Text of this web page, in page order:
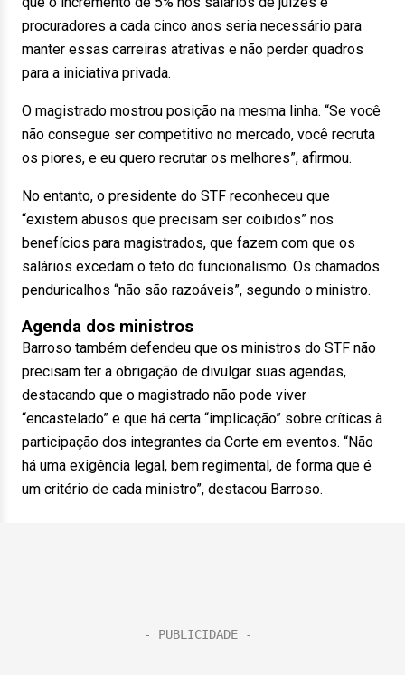
procuradores a cada cinco anos seria necessário para
manter essas carreiras atrativas e não perder quadros
para a iniciativa privada.
O magistrado mostrou posição na mesma linha. “Se você
não consegue ser competitivo no mercado, você recruta
os piores, e eu quero recrutar os melhores”, afirmou.
No entanto, o presidente do STF reconheceu que
“existem abusos que precisam ser coibidos” nos
benefícios para magistrados, que fazem com que os
salários excedam o teto do funcionalismo. Os chamados
penduricalhos “não são razoáveis”, segundo o ministro.
Agenda dos ministros
Barroso também defendeu que os ministros do STF não
precisam ter a obrigação de divulgar suas agendas,
destacando que o magistrado não pode viver
“encastelado” e que há certa “implicação” sobre críticas à
participação dos integrantes da Corte em eventos. “Não
há uma exigência legal, bem regimental, de forma que é
um critério de cada ministro”, destacou Barroso.